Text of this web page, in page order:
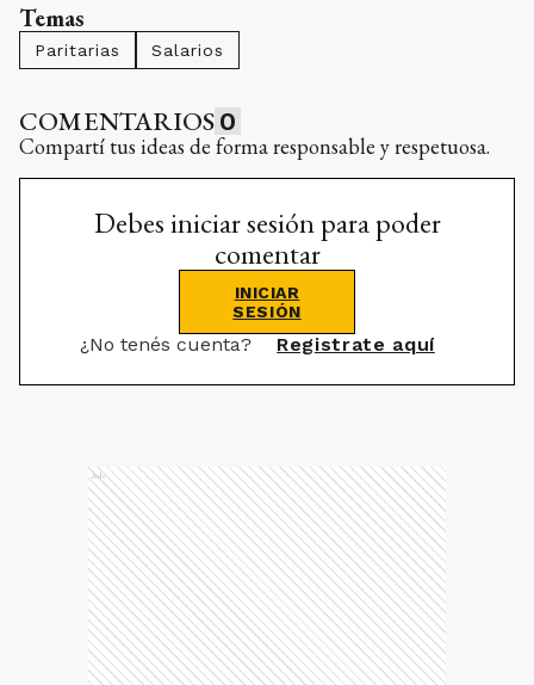
Temas
Paritarias Salarios
COMENTARIOS 0
Compartí tus ideas de forma responsable y respetuosa.
Debes iniciar sesión para poder
comentar
INICIAR
SESIÓN
¿No tenés cuenta? Registrate aquí
Ads